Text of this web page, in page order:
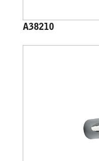
A38210